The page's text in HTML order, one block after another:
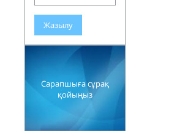
Жазылу
Сарапшыға сұрақ
қойыңыз